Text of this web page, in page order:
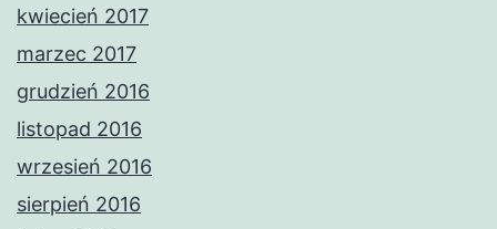
kwiecień 2017
marzec 2017
grudzień 2016
listopad 2016
wrzesień 2016
sierpień 2016